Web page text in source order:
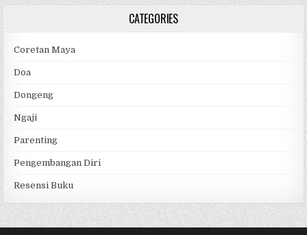
CATEGORIES
Coretan Maya
Doa
Dongeng
Ngaji
Parenting
Pengembangan Diri
Resensi Buku